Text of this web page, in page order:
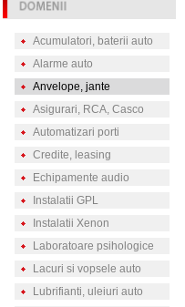
Acumulatori, baterii auto
Alarme auto
Anvelope, jante
Asigurari, RCA, Casco
Automatizari porti
Credite, leasing
Echipamente audio
Instalatii GPL
Instalatii Xenon
Laboratoare psihologice
Lacuri si vopsele auto
Lubrifianti, uleiuri auto